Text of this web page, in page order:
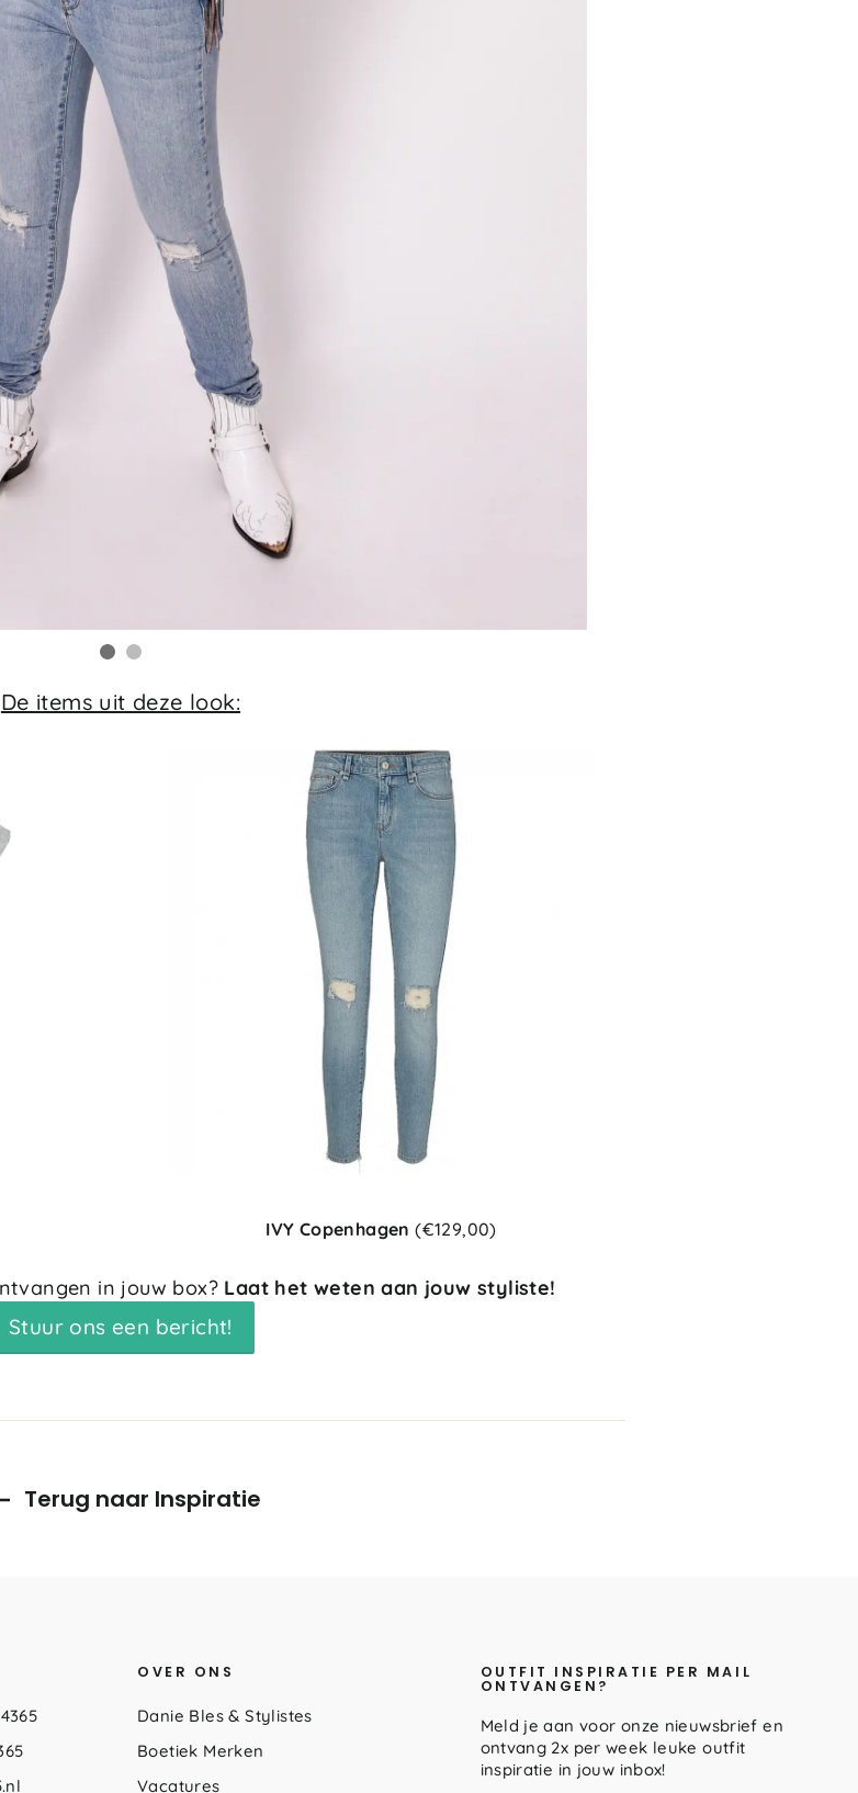
De items uit deze look:
IVY Copenhagen(€129,00)
in jouw box? Laat het weten aan jouw styliste!
Stuur ons een bericht!
Terug naar Inspiratie
OVER ONS
Danie Bles & Stylistes
Boetiek Merken
Vacatures
OUTFIT INSPIRATIE PER MAIL
ONTVANGEN?
Meld je aan voor onze nieuwsbrief en
ontvang 2x per week leuke outfit
inspiratie in jouw inbox!